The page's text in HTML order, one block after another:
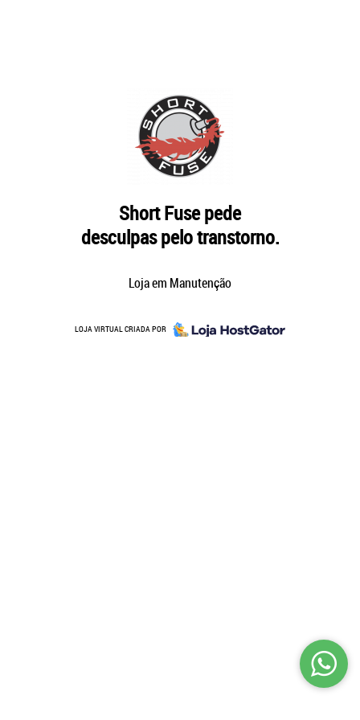
Short Fuse pede
desculpas pelo transtorno.
Loja em Manutenção
LOJA VIRTUAL CRIADA POR